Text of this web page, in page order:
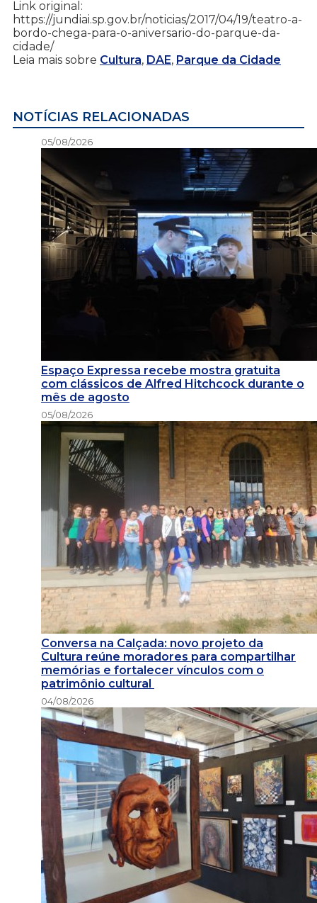
Link original:
https://jundiai.sp.gov.br/noticias/2017/04/19/teatro-a-
bordo-chega-para-o-aniversario-do-parque-da-
cidade/
Leia mais sobre Cultura, DAE, Parque da Cidade
NOTÍCIAS RELACIONADAS
05/08/2026
Espaço Expressa recebe mostra gratuita
com clássicos de Alfred Hitchcock durante o
mês de agosto
05/08/2026
Conversa na Calçada: novo projeto da
Cultura reúne moradores para compartilhar
memórias e fortalecer vínculos com o
patrimônio cultural
04/08/2026